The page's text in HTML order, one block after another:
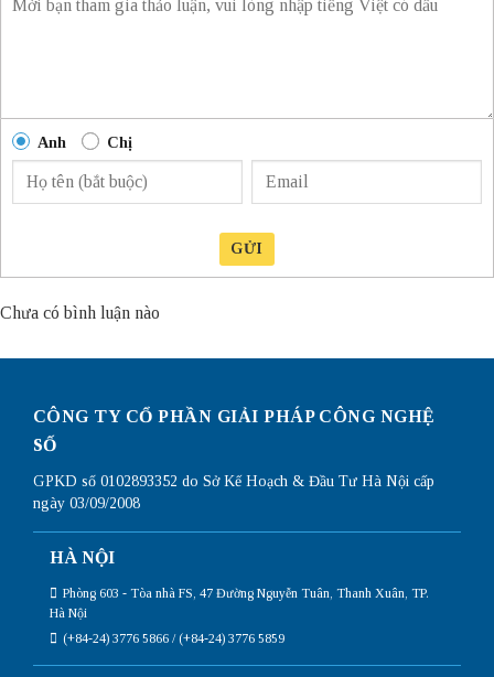
Anh Chị
GỬI
Chưa có bình luận nào
CÔNG TY CỔ PHẦN GIẢI PHÁP CÔNG NGHỆ
SỐ
GPKD số 0102893352 do Sở Kế Hoạch & Đầu Tư Hà Nội cấp
ngày 03/09/2008
HÀ NỘI
Phòng 603 - Tòa nhà FS, 47 Đường Nguyễn Tuân, Thanh Xuân, TP.
Hà Nội
(+84-24) 3776 5866 / (+84-24) 3776 5859